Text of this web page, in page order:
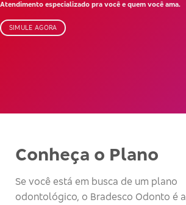
Atendimento especializado pra você e quem você ama.
SIMULE AGORA
Conheça o Plano
Se você está em busca de um plano
odontológico, o Bradesco Odonto é a